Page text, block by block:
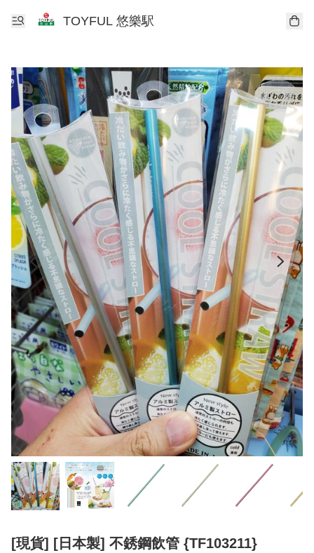
TOYFUL 悠樂駅
[現貨] [日本製] 不銹鋼飲管 {TF103211}